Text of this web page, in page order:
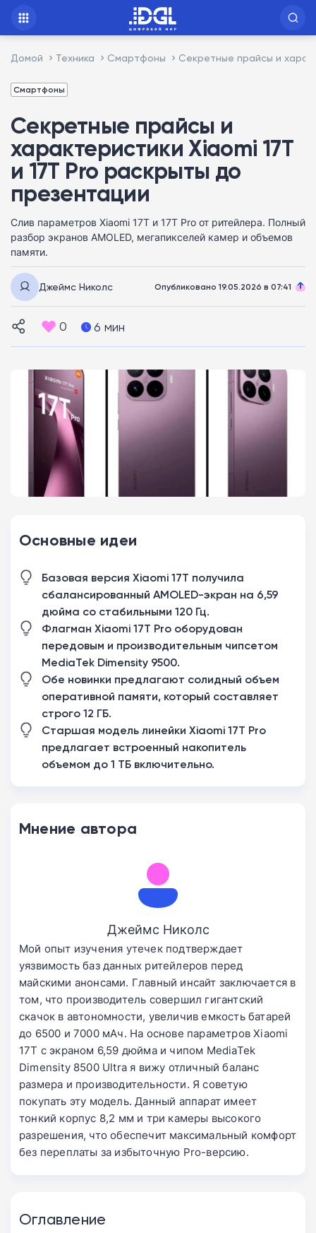
Домой Техника Смартфоны Секретные прайсы и
Смартфоны
Секретные прайсы и
характеристики Xiaomi 17T
и 17T Pro раскрыты до
презентации
Слив параметров Xiaomi 17T и 17T Pro от ритейлера. Полный
разбор экранов AMOLED, мегапикселей камер и объемов
памяти.
Джеймс Николс Опубликовано 19.05.2026 в 07:41
0 6 мин
Основные идеи
Базовая версия Xiaomi 17T получила
сбалансированный AMOLED-экран на 6,59
дюйма со стабильными 120 Гц.
Флагман Xiaomi 17T Pro оборудован
передовым и производительным чипсетом
MediaTek Dimensity 9500.
Обе новинки предлагают солидный объем
оперативной памяти, который составляет
строго 12 ГБ.
Старшая модель линейки Xiaomi 17T Pro
предлагает встроенный накопитель
объемом до 1 ТБ включительно.
Мнение автора
Джеймс Николс
Мой опыт изучения утечек подтверждает
уязвимость баз данных ритейлеров перед
майскими анонсами. Главный инсайт заключается в
том, что производитель совершил гигантский
скачок в автономности, увеличив емкость батарей
до 6500 и 7000 мАч. На основе параметров Xiaomi
17T с экраном 6,59 дюйма и чипом MediaTek
Dimensity 8500 Ultra я вижу отличный баланс
размера и производительности. Я советую
покупать эту модель. Данный аппарат имеет
тонкий корпус 8,2 мм и три камеры высокого
разрешения, что обеспечит максимальный комфорт
без переплаты за избыточную Pro-версию.
Оглавление